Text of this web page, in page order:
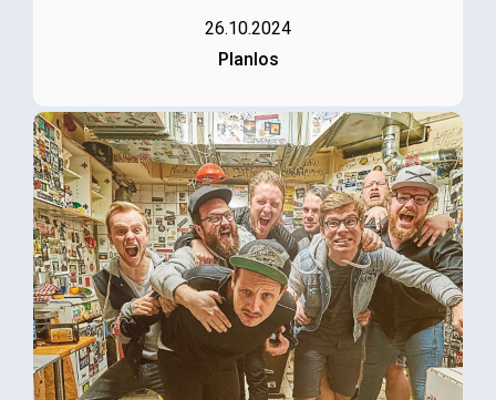
26.10.2024
Planlos